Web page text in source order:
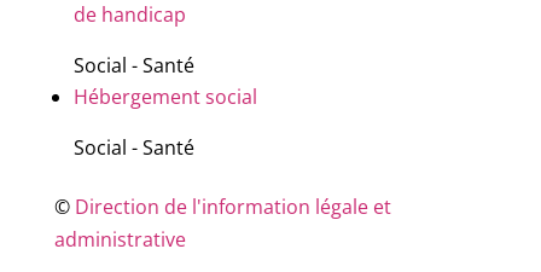
de handicap
Social - Santé
Hébergement social
Social - Santé
© Direction de l'information légale et
administrative